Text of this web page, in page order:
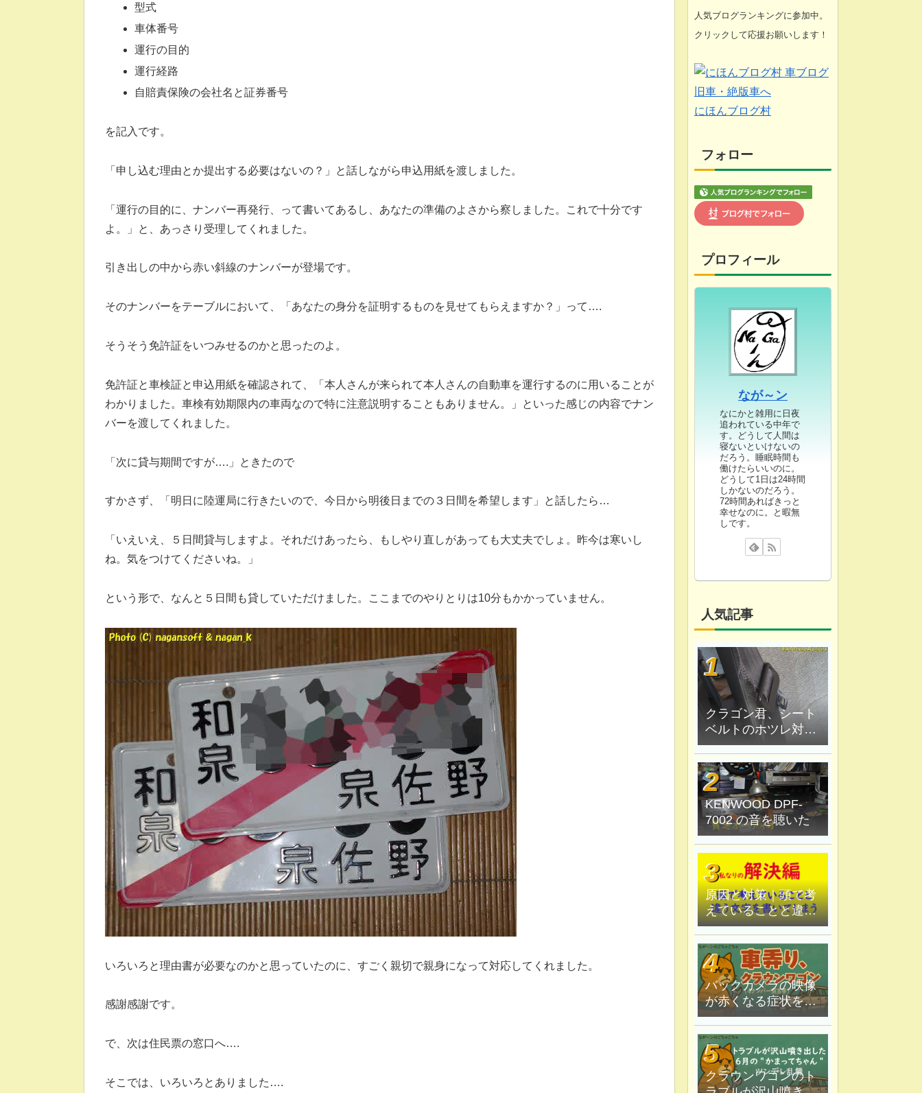
型式
車体番号
運行の目的
運行経路
自賠責保険の会社名と証券番号
を記入です。
「申し込む理由とか提出する必要はないの？」と話しながら申込用紙を渡しました。
「運行の目的に、ナンバー再発行、って書いてあるし、あなたの準備のよさから察しました。これで十分です
よ。」と、あっさり受理してくれました。
引き出しの中から赤い斜線のナンバーが登場です。
そのナンバーをテーブルにおいて、「あなたの身分を証明するものを見せてもらえますか？」って….
そうそう免許証をいつみせるのかと思ったのよ。
免許証と車検証と申込用紙を確認されて、「本人さんが来られて本人さんの自動車を運行するのに用いることが
わかりました。車検有効期限内の車両なので特に注意説明することもありません。」といった感じの内容でナン
バーを渡してくれました。
「次に貸与期間ですが….」ときたので
すかさず、「明日に陸運局に行きたいので、今日から明後日までの３日間を希望します」と話したら…
「いえいえ、５日間貸与しますよ。それだけあったら、もしやり直しがあっても大丈夫でしょ。昨今は寒いし
ね。気をつけてくださいね。」
という形で、なんと５日間も貸していただけました。ここまでのやりとりは10分もかかっていません。
いろいろと理由書が必要なのかと思っていたのに、すごく親切で親身になって対応してくれました。
感謝感謝です。
で、次は住民票の窓口へ….
そこでは、いろいろとありました….
ブログ
悩み
化石 (gooのスマホ)
人気ブログランキングに参加中。
クリックして応援お願いします！
にほんブログ村
フォロー
プロフィール
なが～ン
なにかと雑用に日夜
追われている中年で
す。どうして人間は
寝ないといけないの
だろう。睡眠時間も
働けたらいいのに。
どうして1日は24時間
しかないのだろう。
72時間あればきっと
幸せなのに。と暇無
しです。
人気記事
クラゴン君、シート
ベルトのホツレ対策
修理、ハンダ鏝で炙
ってみる
KENWOOD DPF-
7002 の音を聴いた
原因と対策｜頭で考
えていることと違う
文字を書いてしま
う。
バックカメラの映像
が赤くなる症状を原
因追究＆解決
クラウンワゴンのト